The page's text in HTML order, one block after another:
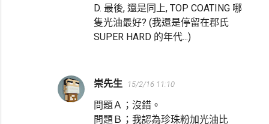
D. 最後, 還是同上, TOP COATING 哪
隻光油最好? (我還是停留在郡氏
SUPER HARD 的年代...)
崇先生 15/2/16 11:10
問題Ａ；沒錯。
問題Ｂ；我認為珍珠粉加光油比